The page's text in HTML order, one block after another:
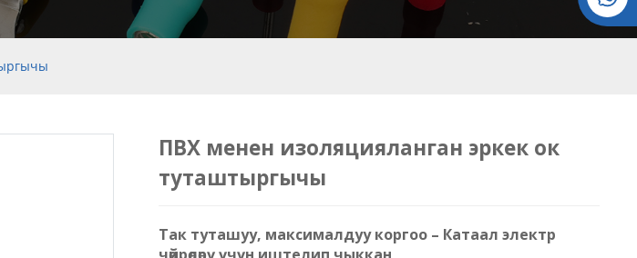
ПВХ менен изоляцияланган эркек ок
туташтыргычы
Так туташуу, максималдуу коргоо – Катаал электр